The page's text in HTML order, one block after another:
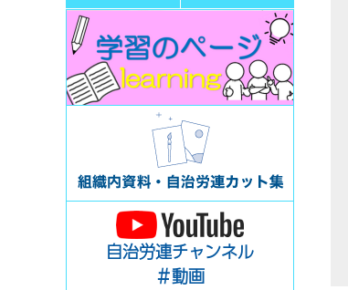
自治労連チャンネル
＃動画